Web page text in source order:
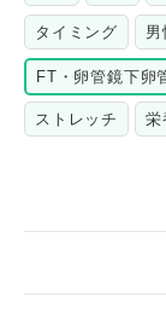
タイミング 男
FT・卵管鏡下卵
ストレッチ 栄